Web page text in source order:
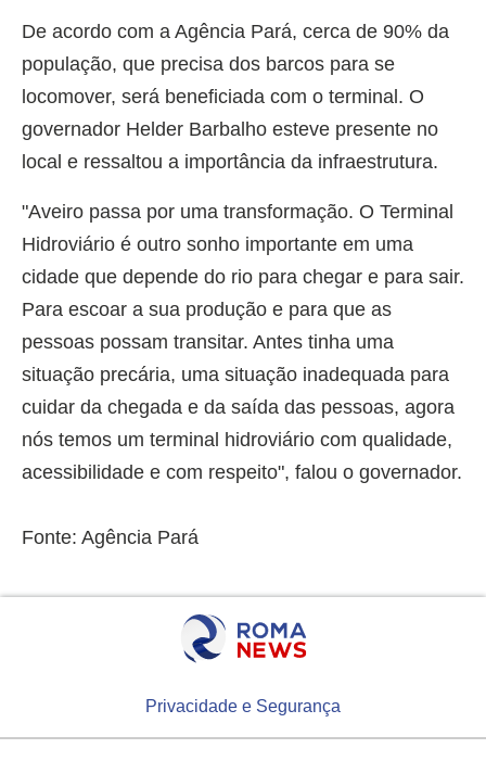
De acordo com a Agência Pará, cerca de 90% da
população, que precisa dos barcos para se
locomover, será beneficiada com o terminal. O
governador Helder Barbalho esteve presente no
local e ressaltou a importância da infraestrutura.
"Aveiro passa por uma transformação. O Terminal
Hidroviário é outro sonho importante em uma
cidade que depende do rio para chegar e para sair.
Para escoar a sua produção e para que as
pessoas possam transitar. Antes tinha uma
situação precária, uma situação inadequada para
cuidar da chegada e da saída das pessoas, agora
nós temos um terminal hidroviário com qualidade,
acessibilidade e com respeito", falou o governador.
Fonte: Agência Pará
Privacidade e Segurança